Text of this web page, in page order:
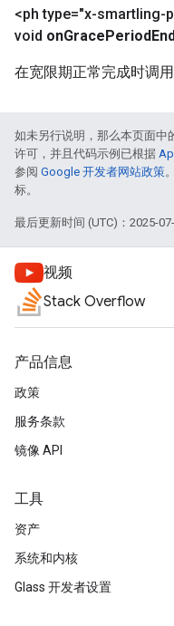
<ph type="x-smartling-
void onGracePeriod
在宽限期正常完成时调用
如未另行说明，那么本页面中
许可，并且代码示例已根据
参阅 Google 开发者网站政策
标。
最后更新时间 (UTC)：2025-07-
视频
Stack Overflow
产品信息
政策
服务条款
镜像 API
工具
资产
系统和内核
Glass 开发者设置